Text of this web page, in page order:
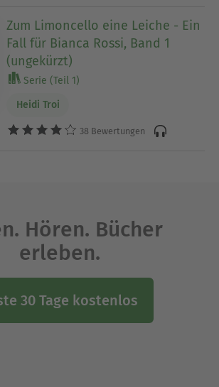
Zum Limoncello eine Leiche - Ein
Fall für Bianca Rossi, Band 1
(ungekürzt)
Serie (Teil 1)
Heidi Troi
38 Bewertungen
Hören. Bücher
erleben.
30 Tage kostenlos